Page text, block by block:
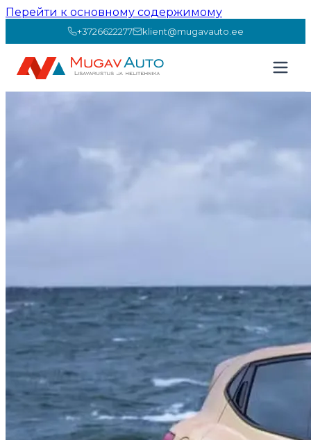
Перейти к основному содержимому
+3726622277 klient@mugavauto.ee